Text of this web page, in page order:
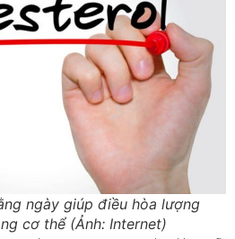
ngày giúp điều hòa lượng
cơ thể (Ảnh: Internet)